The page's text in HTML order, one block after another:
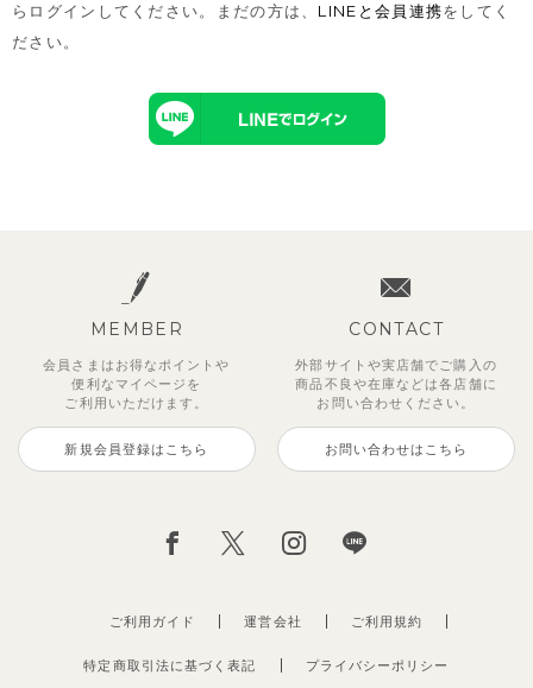
らログインしてください。まだの方は、 LINEと会員連携をしてく
ださい。
MEMBER
会員さまはお得なポイントや
便利な マイページを
ご利用いただけます。
新規会員登録はこちら
CONTACT
外部サイトや実店舗でご購入の
商品不良や在庫などは各店舗に
お問い合わせください。
お問い合わせはこちら
ご利用ガイド 運営会社
特定商取引法に基づく表記 プライバシーポリシー
ご利用規約